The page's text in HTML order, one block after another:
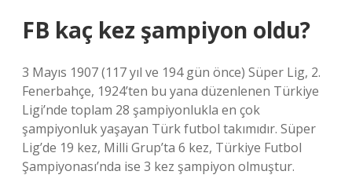
FB kaç kez şampiyon oldu?
3 Mayıs 1907 (117 yıl ve 194 gün önce) Süper Lig, 2.
Fenerbahçe, 1924’ten bu yana düzenlenen Türkiye
Ligi’nde toplam 28 şampiyonlukla en çok
şampiyonluk yaşayan Türk futbol takımıdır. Süper
Lig’de 19 kez, Milli Grup’ta 6 kez, Türkiye Futbol
Şampiyonası’nda ise 3 kez şampiyon olmuştur.